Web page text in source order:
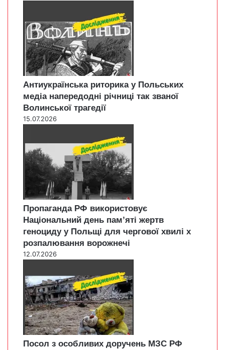
Антиукраїнська риторика у Польських
медіа напередодні річниці так званої
Волинської трагедії
15.07.2026
Пропаганда РФ використовує
Національний день пам’яті жертв
геноциду у Польщі для чергової хвилі х
розпалювання ворожнечі
12.07.2026
Посол з особливих доручень МЗС РФ